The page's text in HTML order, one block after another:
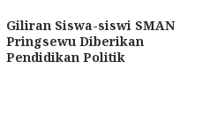
Giliran Siswa-siswi SMAN
Pringsewu Diberikan
Pendidikan Politik